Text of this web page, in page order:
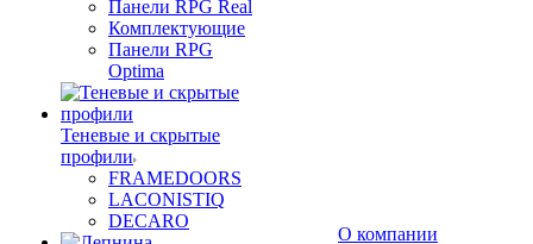
Панели RPG Real
Комплектующие
Панели RPG
Optima
Теневые и скрытые
профили
FRAMEDOORS
LACONISTIQ
DECARO
О компании